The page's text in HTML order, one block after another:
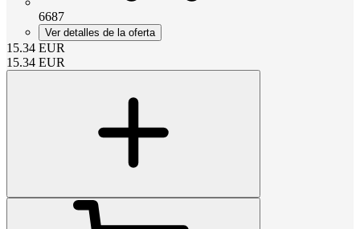
6687
Ver detalles de la oferta
15.34 EUR
15.34 EUR